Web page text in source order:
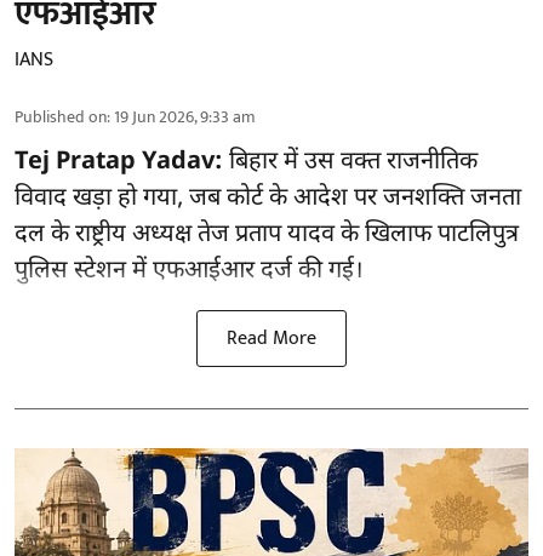
एफआईआर
IANS
Published on:19 Jun 2026, 9:33 am
Tej Pratap Yadav: बिहार में उस वक्त राजनीतिक
विवाद खड़ा हो गया, जब कोर्ट के आदेश पर जनशक्ति जनता
दल के राष्ट्रीय अध्यक्ष तेज प्रताप यादव के खिलाफ पाटलिपुत्र
पुलिस स्टेशन में एफआईआर दर्ज की गई।
Read More